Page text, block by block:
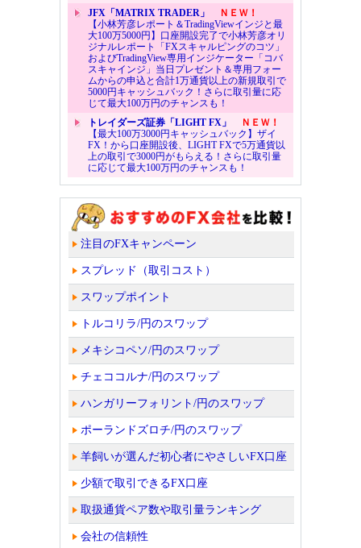
JFX「MATRIX TRADER」
ＮＥＷ！
【小林芳彦レポート＆TradingViewインジと最
大100万5000円】口座開設完了で小林芳彦オリ
ジナルレポート「FXスキャルピングのコツ」
およびTradingView専用インジケーター「コバ
スキャインジ」当日プレゼント＆専用フォー
ムからの申込と合計1万通貨以上の新規取引で
5000円キャッシュバック！さらに取引量に応
じて最大100万円のチャンスも！
トレイダーズ証券「LIGHT FX」
ＮＥＷ！
【最大100万3000円キャッシュバック】ザイ
FX！から口座開設後、LIGHT FXで5万通貨以
上の取引で3000円がもらえる！さらに取引量
に応じて最大100万円のチャンスも！
注目のFXキャンペーン
スプレッド（取引コスト）
スワップポイント
トルコリラ/円のスワップ
メキシコペソ/円のスワップ
チェココルナ/円のスワップ
ハンガリーフォリント/円のスワップ
ポーランドズロチ/円のスワップ
羊飼いが選んだ初心者にやさしいFX口座
少額で取引できるFX口座
取扱通貨ペア数や取引量ランキング
会社の信頼性